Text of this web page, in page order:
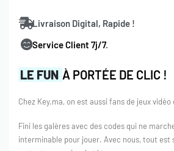
LE FUN À PORTÉE DE CLIC !
Chez Key.ma, on est aussi fans de jeux
Fini les galères avec des codes qui ne
interminable pour jouer. Avec nous, tout est
Livraison Digital, Rapide !
Service Client 7j/7.